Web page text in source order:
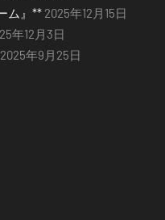
ム』** 2025年12月15日
年12月3日
2025年9月25日